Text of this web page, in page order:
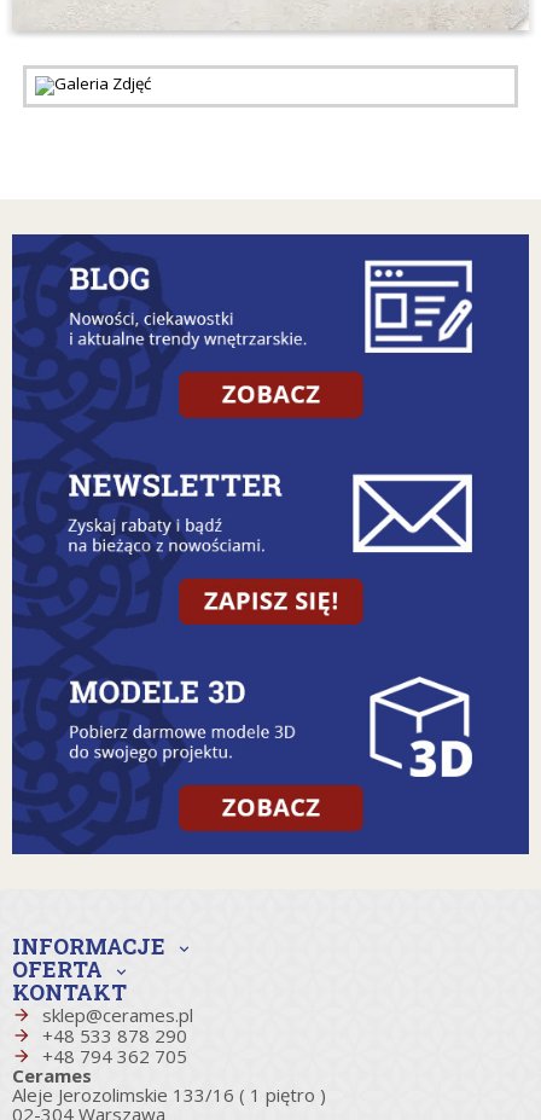
INFORMACJE expand_more
OFERTA expand_more
KONTAKT
sklep@cerames.pl
+48 533 878 290
+48 794 362 705
Cerames
Aleje Jerozolimskie 133/16 ( 1 piętro )
02-304 Warszawa